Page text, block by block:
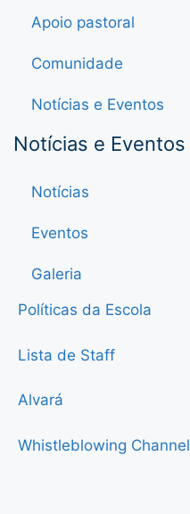
Apoio pastoral
Comunidade
Notícias e Eventos
Notícias e Eventos
Notícias
Eventos
Galeria
Políticas da Escola
Lista de Staff
Alvará
Whistleblowing Channel